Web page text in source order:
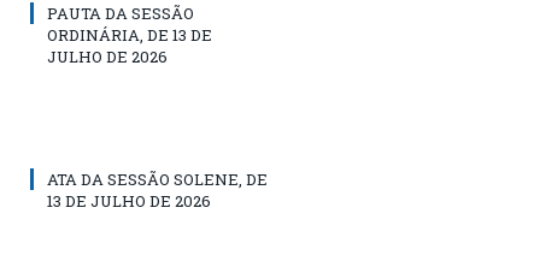
PAUTA DA SESSÃO
ORDINÁRIA, DE 13 DE
JULHO DE 2026
ATA DA SESSÃO SOLENE, DE
13 DE JULHO DE 2026